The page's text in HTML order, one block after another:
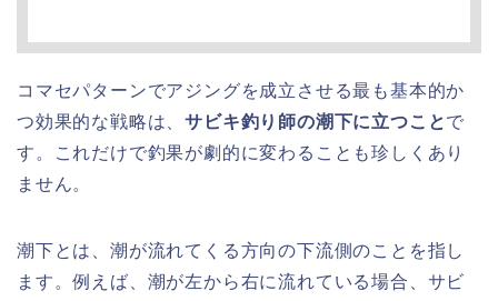
コマセパターンでアジングを成立させる最も基本的か
つ効果的な戦略は、サビキ釣り師の潮下に立つことで
す。これだけで釣果が劇的に変わることも珍しくあり
ません。
潮下とは、潮が流れてくる方向の下流側のことを指し
ます。例えば、潮が左から右に流れている場合、サビ